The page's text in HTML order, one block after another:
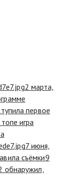
2 марта,
первое
игра
7 июня,
съёмки9
обнаружил,